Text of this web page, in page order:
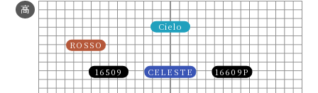
高
CELESTE
ROSSO
Cielo
16509 16609P